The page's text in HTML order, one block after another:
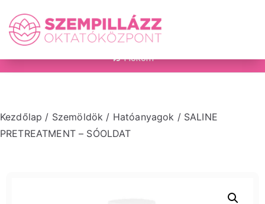
Fiókom
Kezdőlap / Szemöldök / Hatóanyagok / SALINE
PRETREATMENT – SÓOLDAT